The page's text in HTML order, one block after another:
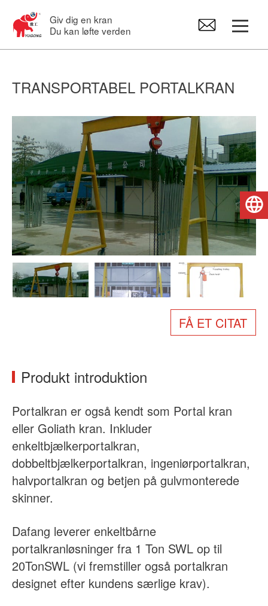
Giv dig en kran
Du kan løfte verden
Svingkraner
Elektrisk hejseværk
Kran Reservedele
Om os
Nyheder
TRANSPORTABEL PORTALKRAN
FÅ ET CITAT
Produkt introduktion
Portalkran er også kendt som Portal kran
eller Goliath kran. Inkluder
enkeltbjælkerportalkran,
dobbeltbjælkerportalkran, ingeniørportalkran,
halvportalkran og betjen på gulvmonterede
skinner.
Dafang leverer enkeltbårne
portalkranløsninger fra 1 Ton SWL op til
20TonSWL (vi fremstiller også portalkran
designet efter kundens særlige krav).
Dansk